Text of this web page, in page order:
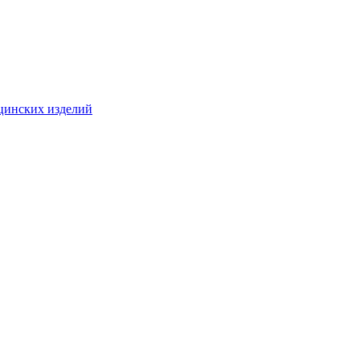
изделий